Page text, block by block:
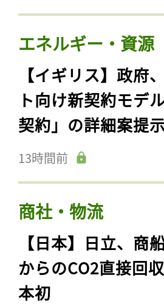
エネルギー・資源
【イギリス】政府
ト向け新契約モデ
契約」の詳細案提
13時間前
商社・物流
【日本】日立、商
からのCO2直接回
本初